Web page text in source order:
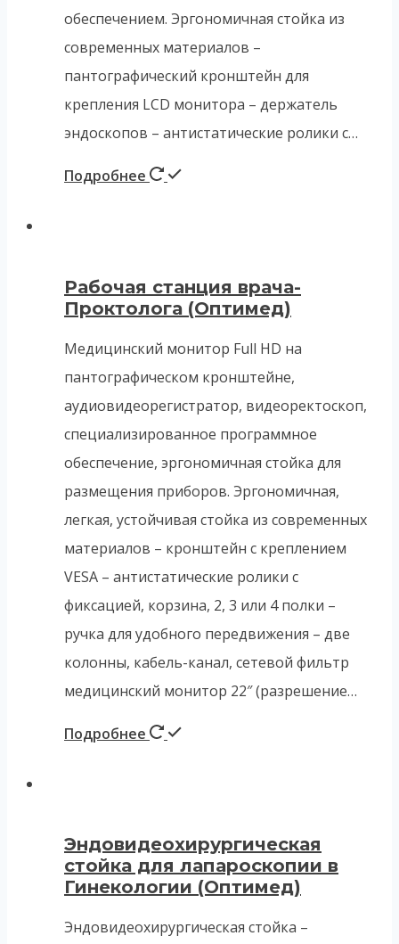
обеспечением. Эргономичная стойка из
современных материалов –
пантографический кронштейн для
крепления LCD монитора – держатель
эндоскопов – антистатические ролики с…
Подробнее
Рабочая станция врача-
Проктолога (Оптимед)
Медицинский монитор Full HD на
пантографическом кронштейне,
аудиовидеорегистратор, видеоректоскоп,
специализированное программное
обеспечение, эргономичная стойка для
размещения приборов. Эргономичная,
легкая, устойчивая стойка из современных
материалов – кронштейн с креплением
VESA – антистатические ролики с
фиксацией, корзина, 2, 3 или 4 полки –
ручка для удобного передвижения – две
колонны, кабель-канал, сетевой фильтр
медицинский монитор 22″ (разрешение…
Подробнее
Эндовидеохирургическая
стойка для лапароскопии в
Гинекологии (Оптимед)
Эндовидеохирургическая стойка –